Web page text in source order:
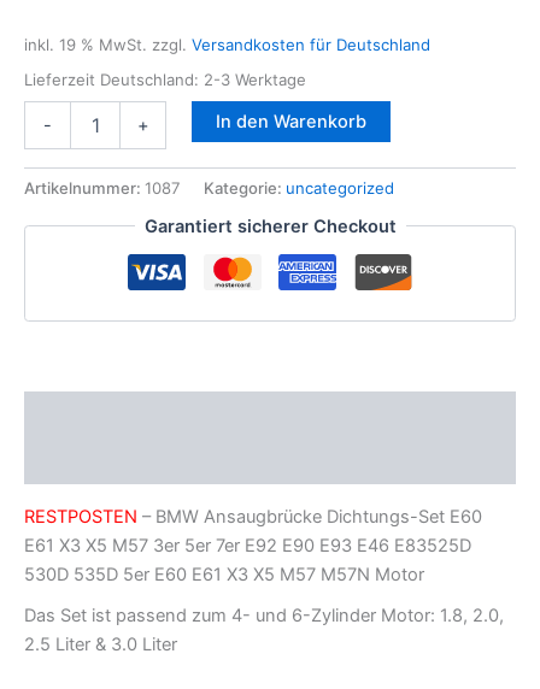
inkl. 19 % MwSt. zzgl. Versandkosten für Deutschland
Lieferzeit Deutschland: 2-3 Werktage
-
Ansaugbrücke
Set
E60
M57N
Menge
+ In den Warenkorb
Artikelnummer: 1087 Kategorie: uncategorized
Garantiert sicherer Checkout
RESTPOSTEN – BMW Ansaugbrücke Dichtungs-Set E60
E61 X3 X5 M57 3er 5er 7er E92 E90 E93 E46 E83525D
530D 535D 5er E60 E61 X3 X5 M57 M57N Motor
Das Set ist passend zum 4- und 6-Zylinder Motor: 1.8, 2.0,
2.5 Liter & 3.0 Liter